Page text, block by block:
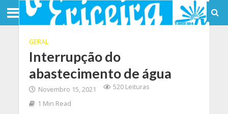
GERAL
Interrupção do
abastecimento de água
Novembro 15, 2021
520 Leituras
1 Min Read